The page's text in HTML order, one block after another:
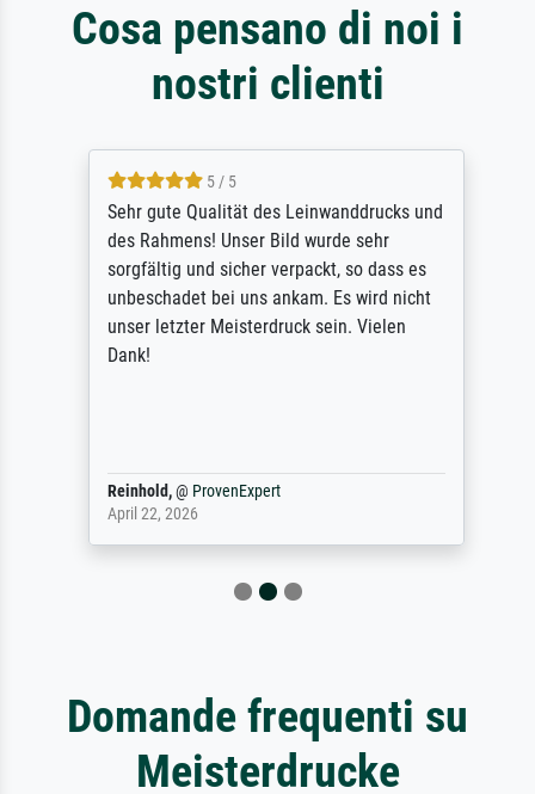
Cosa pensano di noi i
nostri clienti
5 / 5
Sehr gute Qualität des Leinwanddrucks und
des Rahmens! Unser Bild wurde sehr
sorgfältig und sicher verpackt, so dass es
unbeschadet bei uns ankam. Es wird nicht
unser letzter Meisterdruck sein. Vielen
Dank!
Reinhold,@ProvenExpert
April 22, 2026
Domande frequenti su
Meisterdrucke